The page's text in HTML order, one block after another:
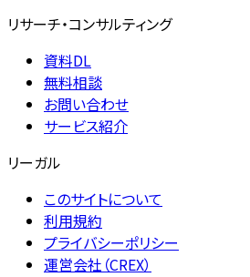
リサーチ・コンサルティング
資料DL
無料相談
お問い合わせ
サービス紹介
リーガル
このサイトについて
利用規約
プライバシーポリシー
運営会社（CREX）